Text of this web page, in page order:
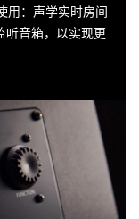
用：声学实时房间
听音箱，以实现更